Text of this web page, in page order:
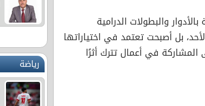
والبطولات الدرامية
بل أصبحت تعتمد في اختياراتها
في أعمال تترك أثرًا
رياضة